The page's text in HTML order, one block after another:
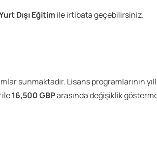
Dışı Eğitimile irtibata geçebilirsiniz.
sunmaktadır. Lisans programlarının
ile16,500 GBParasında değişiklik